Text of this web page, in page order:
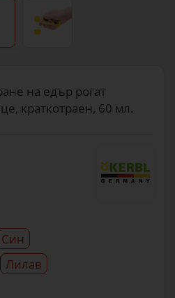
на едър рогат
краткотраен, 60 мл.
Син
Лилав